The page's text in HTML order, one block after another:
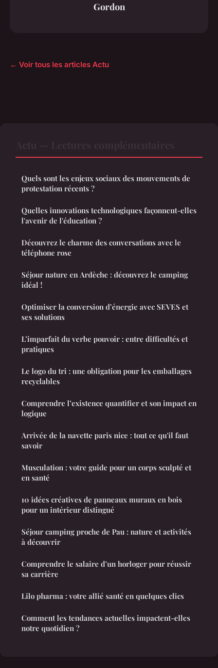
Gordon
← Voir tous les articles Actu
Quels sont les enjeux sociaux des mouvements de
protestation récents ?
Quelles innovations technologiques façonnent-elles
l'avenir de l'éducation ?
Découvrez le charme des conversations avec le
téléphone rose
Séjour nature en Ardèche : découvrez le camping
idéal !
Optimiser la conversion d’énergie avec SEVES et
ses solutions
L’imparfait du verbe pouvoir : entre difficultés et
pratiques
Le logo du tri : une obligation pour les emballages
recyclables
Comprendre l’existence quantifier et son impact en
logique
Arrivée de la navette paris nice : tout ce qu'il faut
savoir
Musculation : votre guide pour un corps sculpté et
en santé
10 idées créatives de panneaux muraux en bois
pour un intérieur distingué
Séjour camping proche de Pau : nature et activités
à découvrir
Comprendre le salaire d’un horloger pour réussir
sa carrière
Lilo pharma : votre allié santé en quelques clics
Comment les tendances actuelles impactent-elles
notre quotidien ?